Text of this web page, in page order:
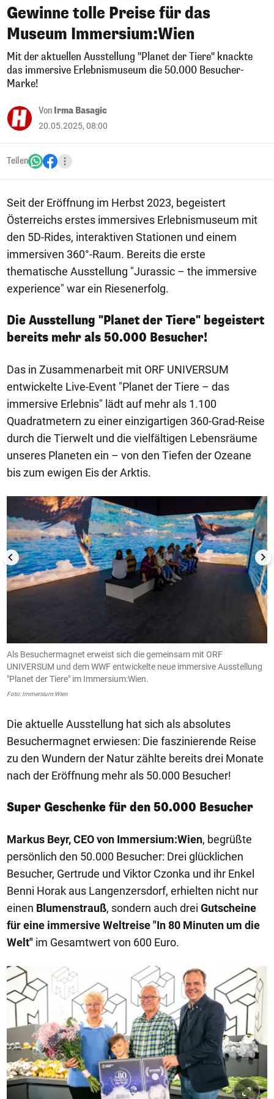
Gewinne tolle Preise für das
Museum Immersium:Wien
Mit der aktuellen Ausstellung "Planet der Tiere" knackte
das immersive Erlebnismuseum die 50.000 Besucher-
Marke!
Von Irma Basagic
20.05.2025, 08:00
Teilen
Seit der Eröffnung im Herbst 2023, begeistert
Österreichs erstes immersives Erlebnismuseum mit
den 5D-Rides, interaktiven Stationen und einem
immersiven 360°-Raum. Bereits die erste
thematische Ausstellung "Jurassic – the immersive
experience" war ein Riesenerfolg.
Die Ausstellung "Planet der Tiere" begeistert
bereits mehr als 50.000 Besucher!
Das in Zusammenarbeit mit ORF UNIVERSUM
entwickelte Live-Event "Planet der Tiere – das
immersive Erlebnis" lädt auf mehr als 1.100
Quadratmetern zu einer einzigartigen 360-Grad-Reise
durch die Tierwelt und die vielfältigen Lebensräume
unseres Planeten ein – von den Tiefen der Ozeane
bis zum ewigen Eis der Arktis.
1/3
Als Besuchermagnet erweist sich die gemeinsam mit ORF
UNIVERSUM und dem WWF entwickelte neue immersive Ausstellung
"Planet der Tiere" im Immersium:Wien.
Foto: Immersium:Wien
Die aktuelle Ausstellung hat sich als absolutes
Besuchermagnet erwiesen: Die faszinierende Reise
zu den Wundern der Natur zählte bereits drei Monate
nach der Eröffnung mehr als 50.000 Besucher!
Super Geschenke für den 50.000 Besucher
Markus Beyr, CEO von Immersium:Wien, begrüßte
persönlich den 50.000 Besucher: Drei glücklichen
Besucher, Gertrude und Viktor Czonka und ihr Enkel
Benni Horak aus Langenzersdorf, erhielten nicht nur
einen Blumenstrauß, sondern auch drei Gutscheine
für eine immersive Weltreise "In 80 Minuten um die
Welt" im Gesamtwert von 600 Euro.